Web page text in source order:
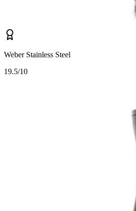
Weber Stainless Steel
19.5/10